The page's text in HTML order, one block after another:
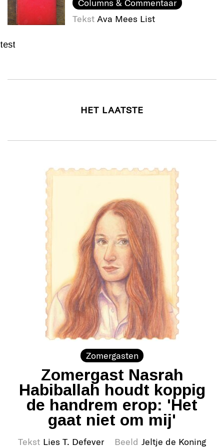
Columns & Commentaar
Tekst Ava Mees List
test
HET LAATSTE
Zomergasten
Zomergast Nasrah
Habiballah houdt koppig
de handrem erop: 'Het
gaat niet om mij'
Tekst Lies T. Defever Beeld Jeltje de Koning